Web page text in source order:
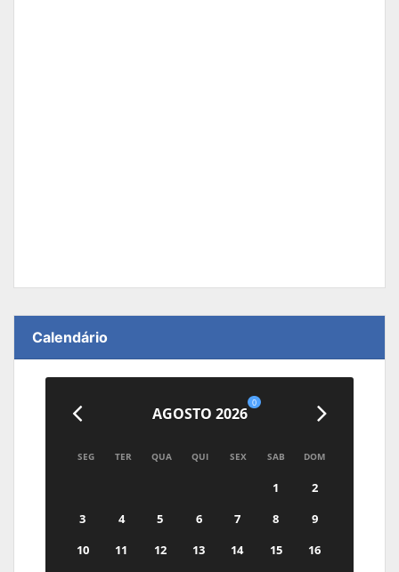
Calendário
AGOSTO 2026
0
SEG TER QUA QUI SEX SAB DOM
1
2
3
4 5 6 7 8
9
10
11 12 13 14 15
16